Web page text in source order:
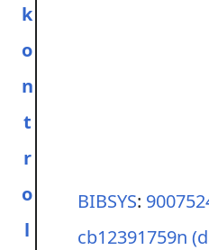
k
o
n
t
r
o
l
BIBSYS:
cb12391759n